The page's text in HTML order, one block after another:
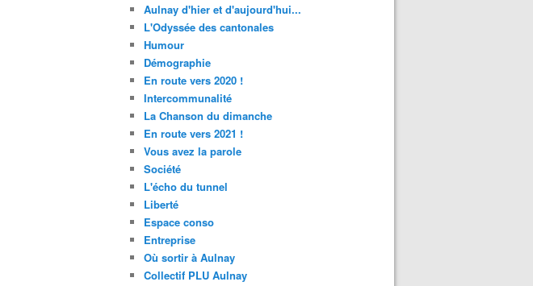
Aulnay d'hier et d'aujourd'hui...
L'Odyssée des cantonales
Humour
Démographie
En route vers 2020 !
Intercommunalité
La Chanson du dimanche
En route vers 2021 !
Vous avez la parole
Société
L'écho du tunnel
Liberté
Espace conso
Entreprise
Où sortir à Aulnay
Collectif PLU Aulnay